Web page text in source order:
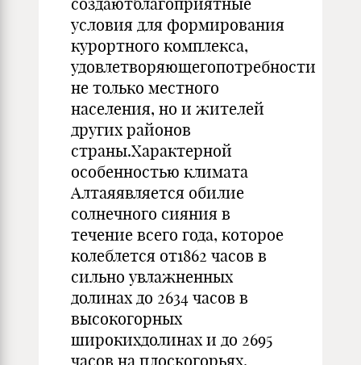
условия для формирования
курортного комплекса,
удовлетворяющегопотребности
не только местного
населения, но и жителей
других районов
страны.Характерной
особенностью климата
Алтаяявляется обилие
солнечного сияния в
течение всего года, которое
колеблется от1862 часов в
сильно увлажненных
долинах до 2634 часов в
высокогорных
широкихдолинах и до 2695
часов на плоскогорьях.